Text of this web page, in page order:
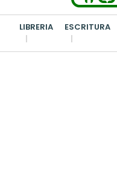
LIBRERIA ESCRITURA